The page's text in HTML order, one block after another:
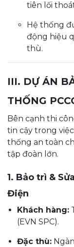
tiên lối
Hệ thống
động hiệu
thù.
III. DỰ ÁN
THỐNG
Bên cạnh thi
tin cậy trong
thống an toàn
tập đoàn lớn.
1. Bảo trì &
Điện
Khách hàng:
(EVN SPC).
Đặc thù: